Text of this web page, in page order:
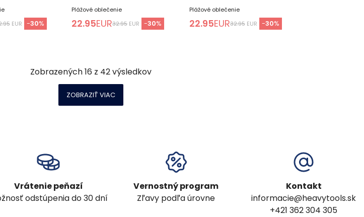
EUR -30%
Plážové oblečenie
22.95EUR32.95 EUR -30%
Plážové oblečenie
22.95EUR32.95EUR -30%
Zobrazených16 z 42výsledkov
ZOBRAZIŤ VIAC
Vrátenie peňazí
odstúpenia do 30 dní
Vernostný program
Zľavy podľa úrovne
Kontakt
informacie@heavytools.sk
+421 362 304 305